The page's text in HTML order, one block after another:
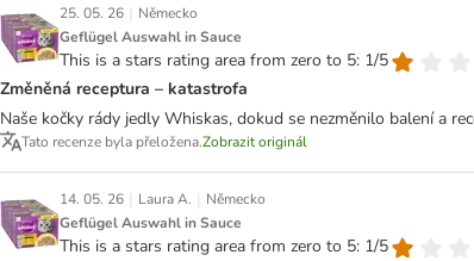
25. 05. 26 | Německo
Geflügel Auswahl in Sauce
This is a stars rating area from zero to 5: 1/5
Změněná receptura – katastrofa
Naše kočky rády jedly Whiskas, dokud se nezměnilo balení a
Tato recenze byla přeložena.Zobrazit originál
14. 05. 26 | Laura A. | Německo
Geflügel Auswahl in Sauce
This is a stars rating area from zero to 5: 1/5